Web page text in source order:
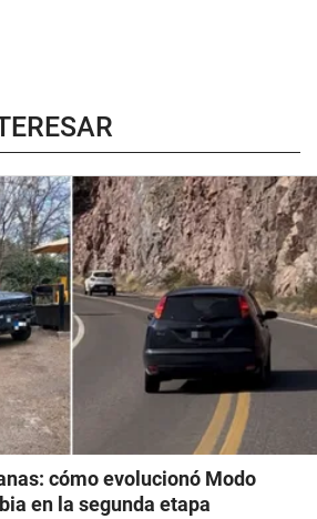
cómo evolucionó Modo
en la segunda etapa